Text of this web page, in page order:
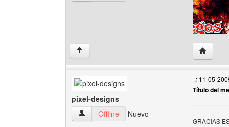
↑ Visitar
pixel-designs
pixel-designs Ver perfil del usuario
Offline Nuevo
11-05-
Título del
GRACIAS